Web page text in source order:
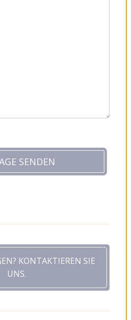
KONTAKTIEREN SIE
UNS.